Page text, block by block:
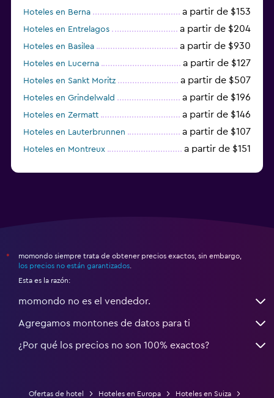
Hoteles en Berna a partir de $153
Hoteles en Entrelagos a partir de $204
Hoteles en Basilea a partir de $930
Hoteles en Lucerna a partir de $127
Hoteles en Sankt Moritz a partir de $507
Hoteles en Grindelwald a partir de $196
Hoteles en Zermatt a partir de $146
Hoteles en Lauterbrunnen a partir de $107
Hoteles en Montreux a partir de $151
*
momondo siempre trata de obtener precios exactos, sin embargo,
los precios no están garantizados
Esta es la razón:
momondo no es el vendedor.
Agregamos montones de datos para ti
¿Por qué los precios no son 100% exactos?
Ofertas de hotel Hoteles en Europa
Hoteles en Suiza